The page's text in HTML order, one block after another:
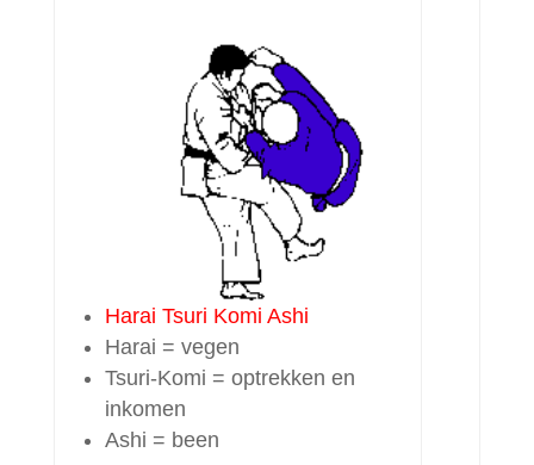
Harai Tsuri Komi Ashi
Harai = vegen
Tsuri-Komi = optrekken en
inkomen
Ashi = been